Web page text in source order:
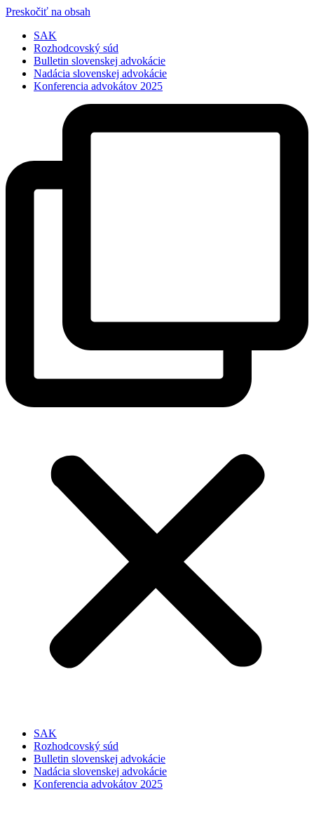
Preskočiť na obsah
SAK
Rozhodcovský súd
Bulletin slovenskej advokácie
Nadácia slovenskej advokácie
Konferencia advokátov 2025
SAK
Rozhodcovský súd
Bulletin slovenskej advokácie
Nadácia slovenskej advokácie
Konferencia advokátov 2025